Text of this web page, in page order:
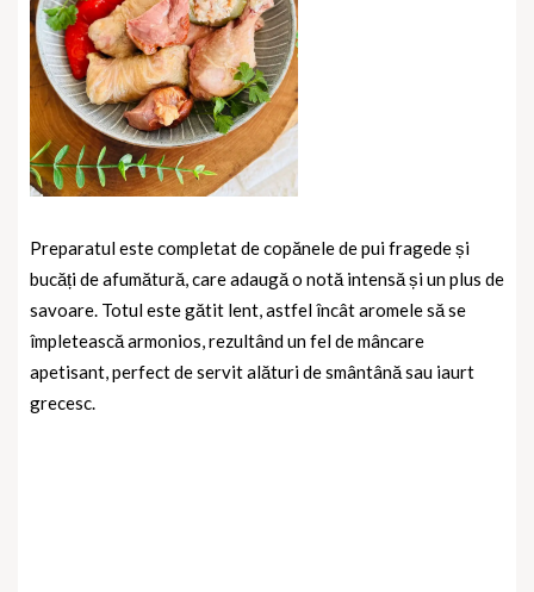
Preparatul este completat de copănele de pui fragede și
bucăți de afumătură, care adaugă o notă intensă și un plus de
savoare. Totul este gătit lent, astfel încât aromele să se
împletească armonios, rezultând un fel de mâncare
apetisant, perfect de servit alături de smântână sau iaurt
grecesc.